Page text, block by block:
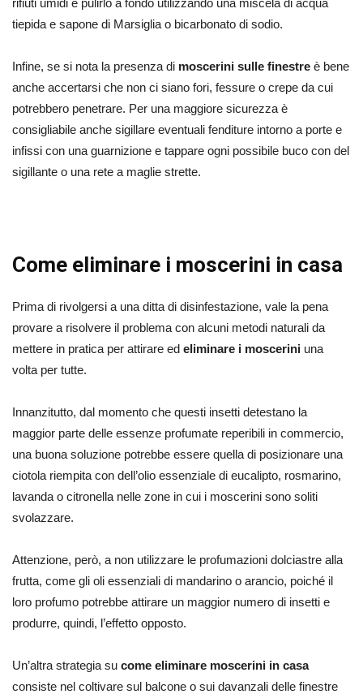
rifiuti umidi e pulirlo a fondo utilizzando una miscela di acqua
tiepida e sapone di Marsiglia o bicarbonato di sodio.
Infine, se si nota la presenza di moscerini sulle finestre è bene
anche accertarsi che non ci siano fori, fessure o crepe da cui
potrebbero penetrare. Per una maggiore sicurezza è
consigliabile anche sigillare eventuali fenditure intorno a porte e
infissi con una guarnizione e tappare ogni possibile buco con del
sigillante o una rete a maglie strette.
Come eliminare i moscerini in casa
Prima di rivolgersi a una ditta di disinfestazione, vale la pena
provare a risolvere il problema con alcuni metodi naturali da
mettere in pratica per attirare ed eliminare i moscerini una
volta per tutte.
Innanzitutto, dal momento che questi insetti detestano la
maggior parte delle essenze profumate reperibili in commercio,
una buona soluzione potrebbe essere quella di posizionare una
ciotola riempita con dell’olio essenziale di eucalipto, rosmarino,
lavanda o citronella nelle zone in cui i moscerini sono soliti
svolazzare.
Attenzione, però, a non utilizzare le profumazioni dolciastre alla
frutta, come gli oli essenziali di mandarino o arancio, poiché il
loro profumo potrebbe attirare un maggior numero di insetti e
produrre, quindi, l’effetto opposto.
Un’altra strategia su come eliminare moscerini in casa
consiste nel coltivare sul balcone o sui davanzali delle finestre